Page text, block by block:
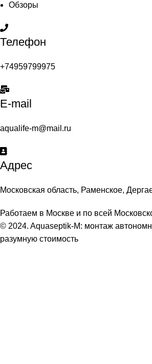
Обзоры
Телефон
+74959799975
E-mail
aqualife-m@mail.ru
Адрес
Московская область, Раменское,
Работаем в Москве и по всей
© 2024. Aquaseptik-M: монтаж
разумную стоимость